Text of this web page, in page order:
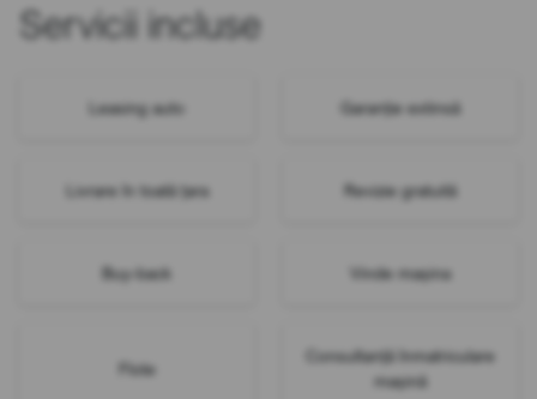
Servicii incluse
Leasing auto Garanție extinsă
Livrare în toată țara Revizie gratuită
Buy-back Vinde mașina
Flote
Consultanță înmatriculare
mașină